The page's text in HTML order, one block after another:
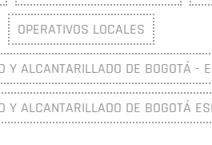
OPERATIVOS LOCALES
Y ALCANTARILLADO DE BOGOTÁ -
Y ALCANTARILLADO DE BOGOTÁ